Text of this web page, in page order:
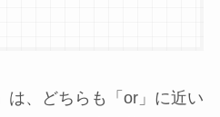
は、どちらも「or」に近い